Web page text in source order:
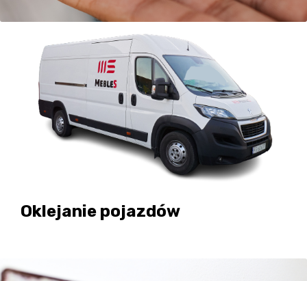
Oklejanie pojazdów